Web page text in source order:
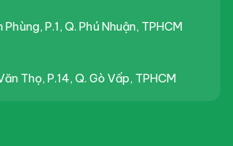
P.1, Q. Phú Nhuận, TPHCM
Thọ, P.14, Q. Gò Vấp, TPHCM